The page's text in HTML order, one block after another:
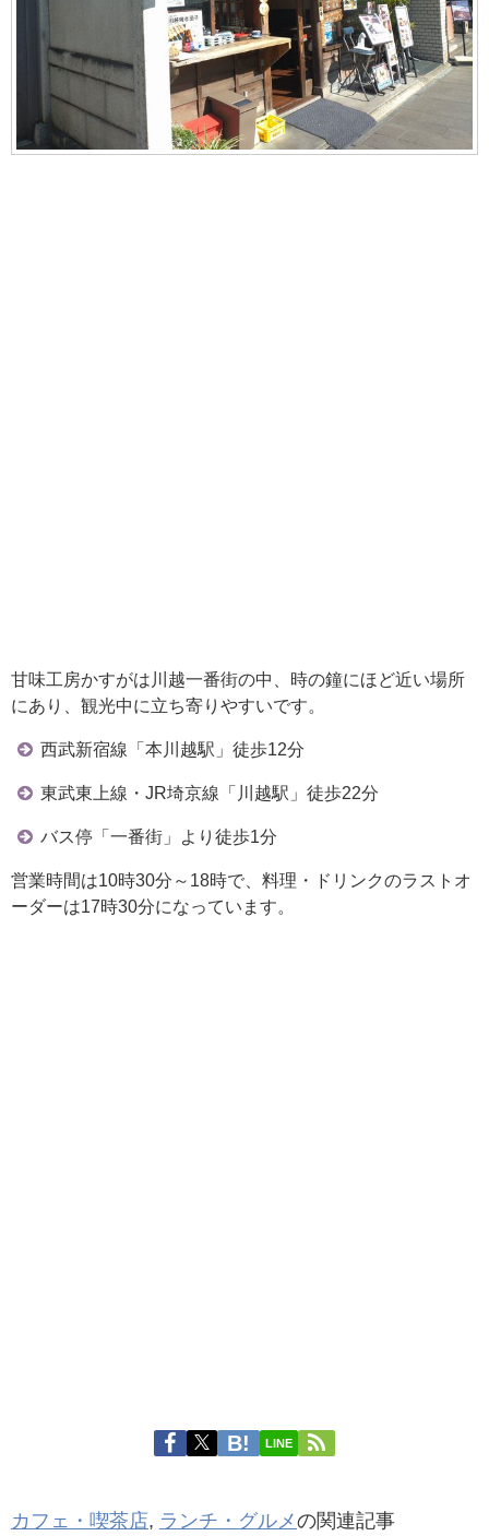
甘味工房かすがは川越一番街の中、時の鐘にほど近い場所
にあり、観光中に立ち寄りやすいです。
西武新宿線「本川越駅」徒歩12分
東武東上線・JR埼京線「川越駅」徒歩22分
バス停「一番街」より徒歩1分
営業時間は10時30分～18時で、料理・ドリンクのラストオ
ーダーは17時30分になっています。
LINE
カフェ・喫茶店, ランチ・グルメの関連記事